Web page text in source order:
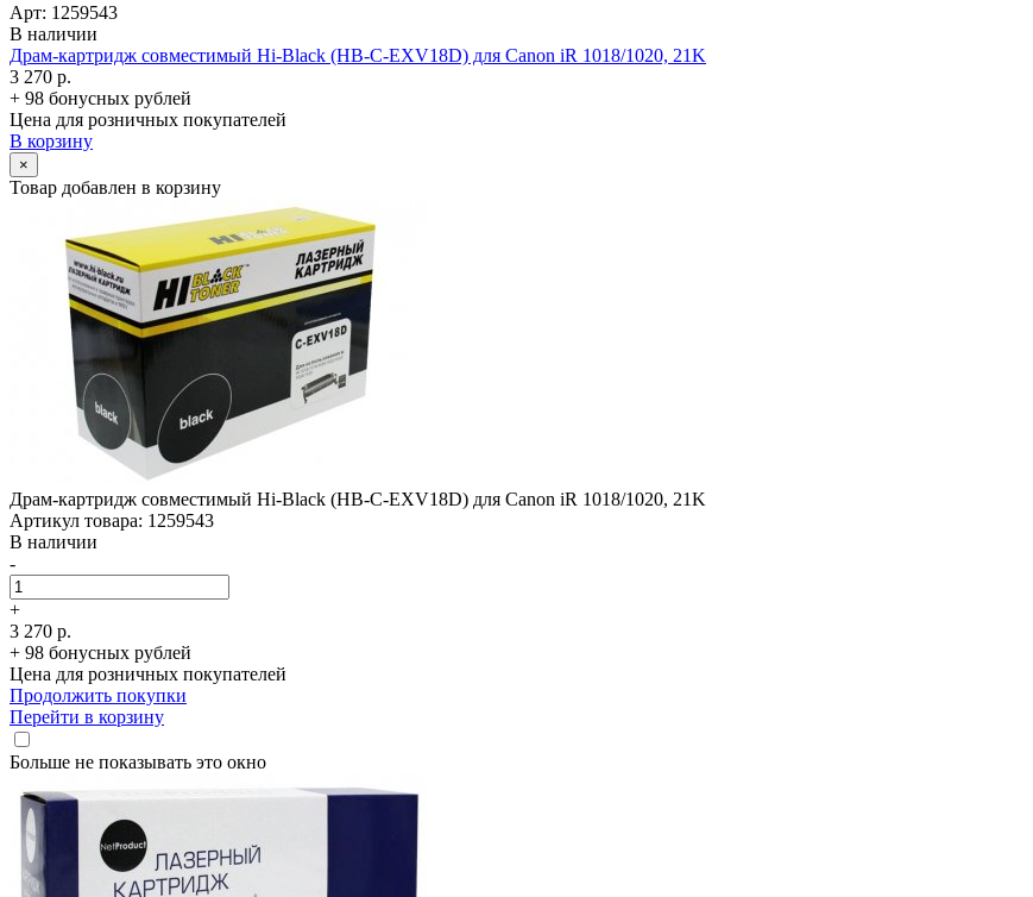
Арт: 1259543
В наличии
Драм-картридж совместимый Hi-Black (HB-C-EXV18D) для Canon iR 1018/­1020, 21K
3 270 р.
+ 98 бонусных рублей
Цена для розничных покупателей
В корзину
×
Товар добавлен в корзину
Драм-картридж совместимый Hi-Black (HB-C-EXV18D) для Canon iR 1018/­1020, 21K
Артикул товара: 1259543
В наличии
-
+
3 270 р.
+ 98 бонусных рублей
Цена для розничных покупателей
Продолжить покупки
Перейти в корзину
Больше не показывать это окно